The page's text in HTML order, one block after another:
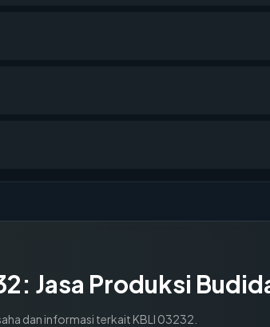
: Jasa Produksi
dan informasi terkait KBLI 03232